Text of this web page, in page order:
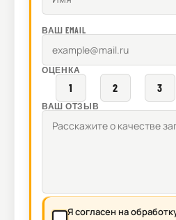
ВАШ EMAIL
ОЦЕНКА
1 2 3
ВАШ ОТЗЫВ
Я согласен на